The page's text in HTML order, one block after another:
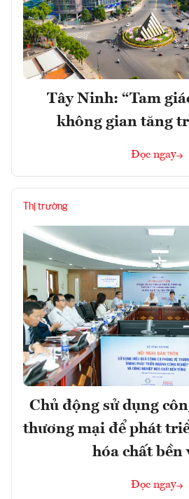
Tây Ninh: “Tam
không gian tăng
Đọc ngay
Thị trường
Chủ động sử dụng
thương mại để phát
hóa chất bền
Đọc ngay